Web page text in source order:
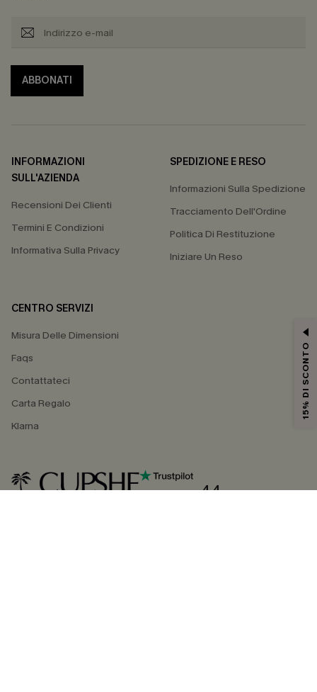
ABBONATI
INFORMAZIONI
SULL'AZIENDA
Recensioni Dei Clienti
Termini E Condizioni
Informativa Sulla Privacy
SPEDIZIONE E RESO
Informazioni Sulla Spedizione
Tracciamento Dell'Ordine
Politica Di Restituzione
Iniziare Un Reso
CENTRO SERVIZI
Misura Delle Dimensioni
Faqs
Contattateci
Carta Regalo
Klarna
4.4
15% DI SCONTO